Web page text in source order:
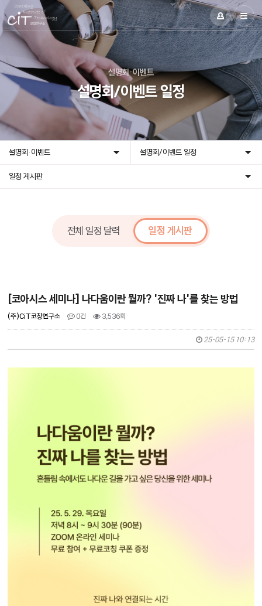
설명회·이벤트
설명회/이벤트 일정
설명회·이벤트 설명회/이벤트 일정
일정 게시판
전체 일정 달력 일정 게시판
[코아시스 세미나] 나다움이란 뭘까? '진짜 나'를 찾는 방법
(주)CiT코칭연구소 0건 3,536회
25-05-15 10:13